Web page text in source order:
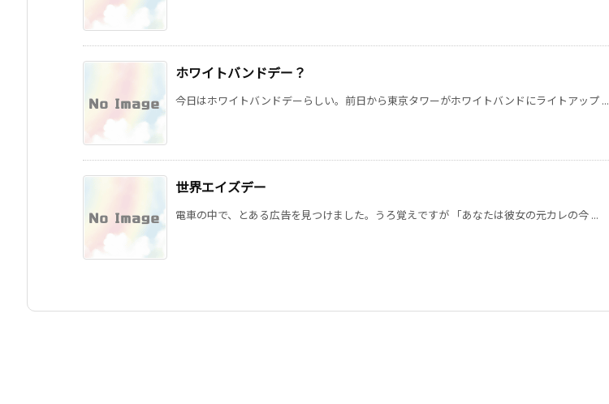
ホワイトバンドデー？
今日はホワイトバンドデーらしい。前日から東京タワーがホワイトバンドにライトアップ ...
世界エイズデー
電車の中で、とある広告を見つけました。うろ覚えですが 「あなたは彼女の元カレの今 ...